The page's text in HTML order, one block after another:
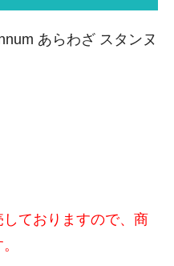
あらわざ スタンヌ
ておりますので、商